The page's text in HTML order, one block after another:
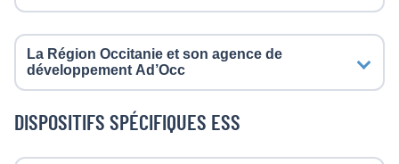
La Région Occitanie et son agence de
développement Ad’Occ
DISPOSITIFS SPÉCIFIQUES ESS